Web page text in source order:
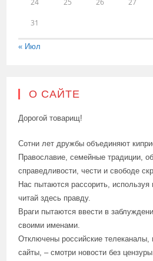
24 25 26 27
31
« Июл
О САЙТЕ
Дорогой товарищ!
Сотни лет дружбы объединяют
Православие, семейные традиции,
справедливости, чести и свободе
Нас пытаются рассорить,
читай здесь правду.
Враги пытаются ввести в
своими именами.
Отключены российские телеканалы,
сайты, – смотри новости без